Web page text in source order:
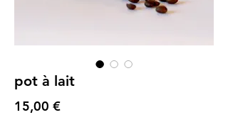
pot à lait
15,00 €Prix